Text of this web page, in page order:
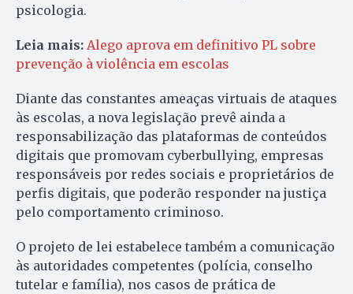
psicologia.
Leia mais: Alego aprova em definitivo PL sobre
prevenção à violência em escolas
Diante das constantes ameaças virtuais de ataques
às escolas, a nova legislação prevê ainda a
responsabilização das plataformas de conteúdos
digitais que promovam cyberbullying, empresas
responsáveis por redes sociais e proprietários de
perfis digitais, que poderão responder na justiça
pelo comportamento criminoso.
O projeto de lei estabelece também a comunicação
às autoridades competentes (polícia, conselho
tutelar e família), nos casos de prática de